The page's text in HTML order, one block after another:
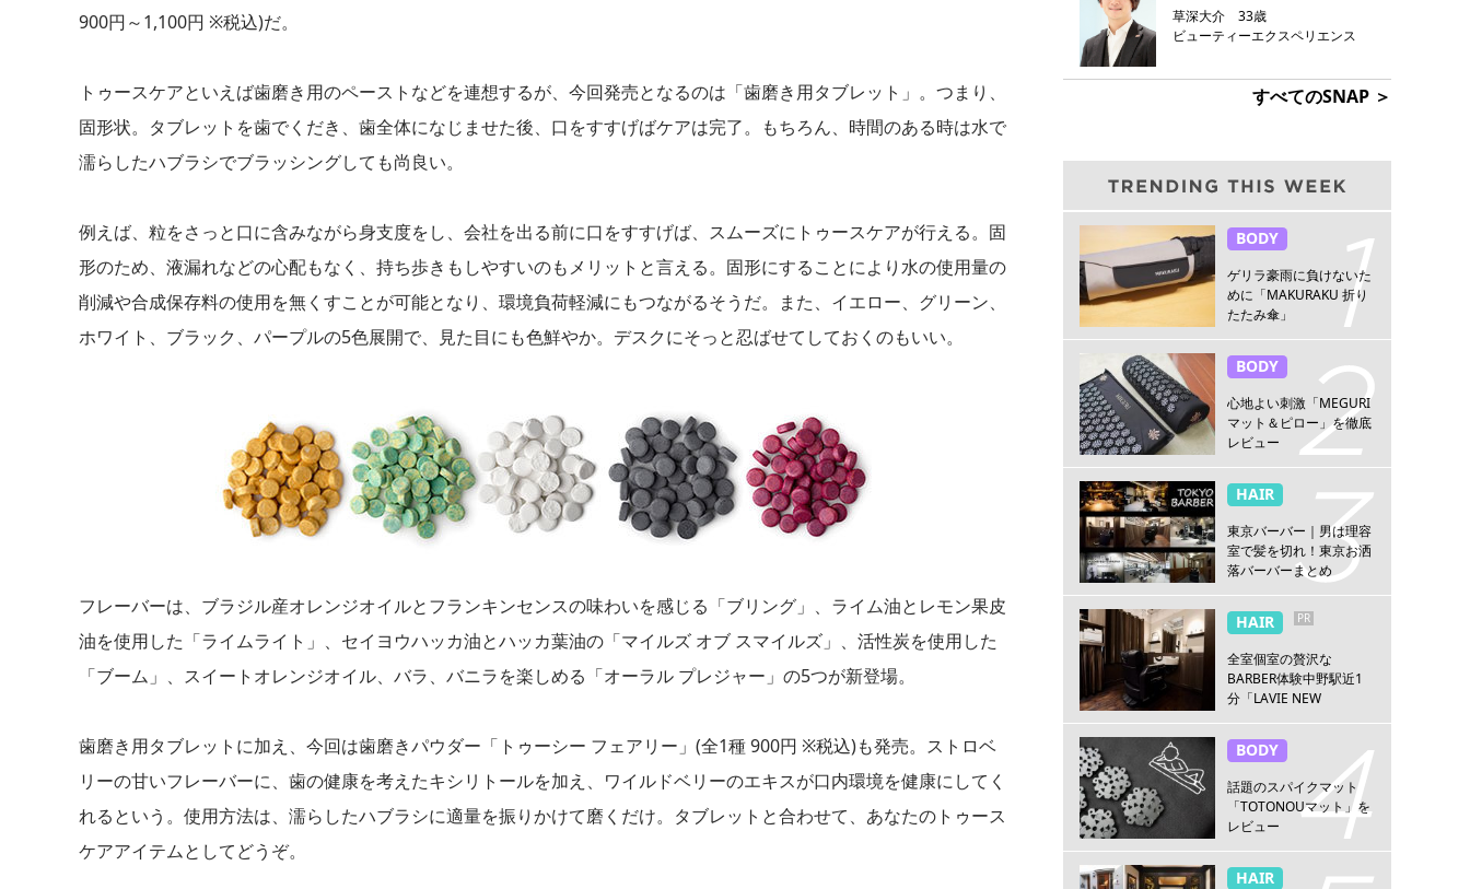
900円～1,100円 ※税込)だ。
トゥースケアといえば歯磨き用のペーストなどを連想するが、今回発売となるのは「歯磨き用タブレット」。つまり、
固形状。タブレットを歯でくだき、歯全体になじませた後、口をすすげばケアは完了。もちろん、時間のある時は水で
濡らしたハブラシでブラッシングしても尚良い。
例えば、粒をさっと口に含みながら身支度をし、会社を出る前に口をすすげば、スムーズにトゥースケアが行える。固
形のため、液漏れなどの心配もなく、持ち歩きもしやすいのもメリットと言える。固形にすることにより水の使用量の
削減や合成保存料の使用を無くすことが可能となり、環境負荷軽減にもつながるそうだ。また、イエロー、グリーン、
ホワイト、ブラック、パープルの5色展開で、見た目にも色鮮やか。デスクにそっと忍ばせてしておくのもいい。
フレーバーは、ブラジル産オレンジオイルとフランキンセンスの味わいを感じる「ブリング」、ライム油とレモン果皮
油を使用した「ライムライト」、セイヨウハッカ油とハッカ葉油の「マイルズ オブ スマイルズ」、活性炭を使用した
「ブーム」、スイートオレンジオイル、バラ、バニラを楽しめる「オーラル プレジャー」の5つが新登場。
歯磨き用タブレットに加え、今回は歯磨きパウダー「トゥーシー フェアリー」(全1種 900円 ※税込)も発売。ストロベ
リーの甘いフレーバーに、歯の健康を考えたキシリトールを加え、ワイルドベリーのエキスが口内環境を健康にしてく
れるという。使用方法は、濡らしたハブラシに適量を振りかけて磨くだけ。タブレットと合わせて、あなたのトゥース
ケアアイテムとしてどうぞ。
草深大介 33歳
ビューティーエクスペリエンス
すべてのSNAP ＞
BODY
ゲリラ豪雨に負けないた
めに「MAKURAKU 折り
たたみ傘」
BODY
心地よい刺激「MEGURI
マット＆ピロー」を徹底
レビュー
HAIR
東京バーバー｜男は理容
室で髪を切れ！東京お洒
落バーバーまとめ
HAIR PR
全室個室の贅沢な
BARBER体験中野駅近1
分「LAVIE NEW
野」
BODY
話題のスパイクマット
「TOTONOUマット」を
レビュー
HAIR